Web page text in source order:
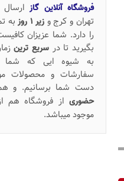
فروشگاه آنلاین گاز
تهران و کرج و زیر 1 روز
به
را دارد. شما عزیزان
بگیرید تا درسریع ترین
به شیوه ایی که شما
سفارشات و محصولات
دست شما برسانیم. و
حضوری از فروشگاه هم
موجود میباشد.